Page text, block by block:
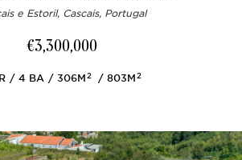
e Estoril, Cascais, Portugal
€3,300,000
4 BA 306M2 803M2